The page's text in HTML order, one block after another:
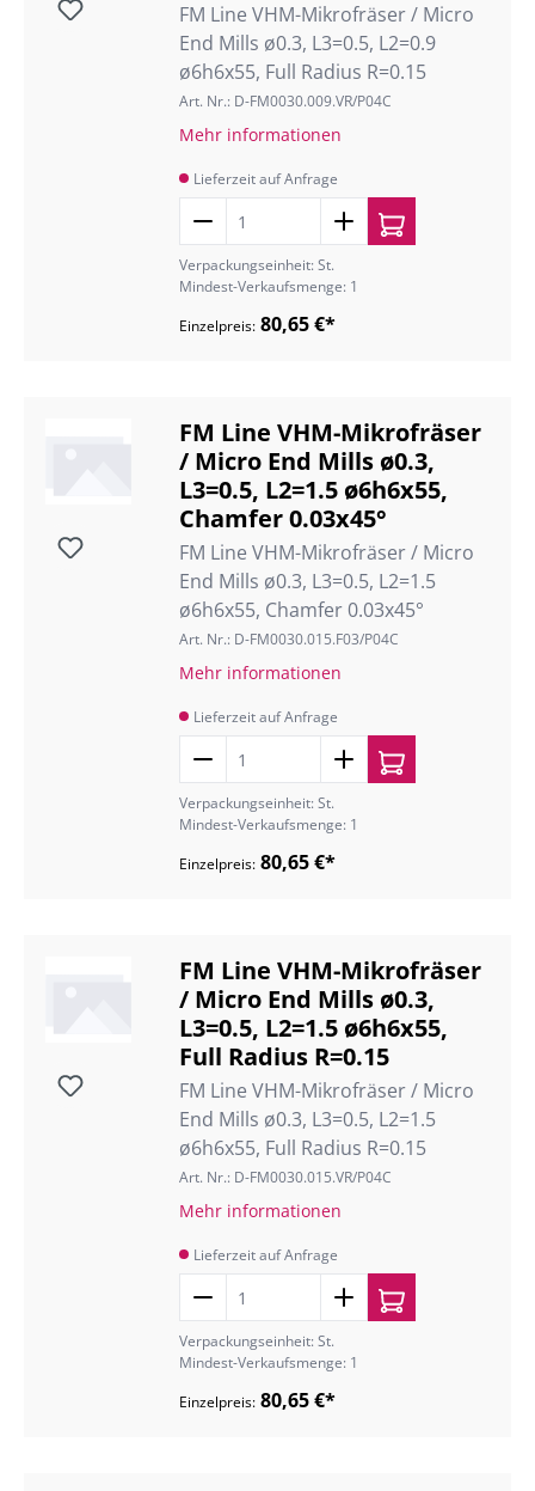
FM Line VHM-Mikrofräser / Micro
End Mills ø0.3, L3=0.5, L2=0.9
ø6h6x55, Full Radius R=0.15
Art. Nr.: D-FM0030.009.VR/P04C
Mehr informationen
Lieferzeit auf Anfrage
Verpackungseinheit: St.
Mindest-Verkaufsmenge: 1
Einzelpreis: 80,65 €*
FM Line VHM-Mikrofräser
/ Micro End Mills ø0.3,
L3=0.5, L2=1.5 ø6h6x55,
Chamfer 0.03x45°
FM Line VHM-Mikrofräser / Micro
End Mills ø0.3, L3=0.5, L2=1.5
ø6h6x55, Chamfer 0.03x45°
Art. Nr.: D-FM0030.015.F03/P04C
Mehr informationen
Lieferzeit auf Anfrage
Verpackungseinheit: St.
Mindest-Verkaufsmenge: 1
Einzelpreis: 80,65 €*
FM Line VHM-Mikrofräser
/ Micro End Mills ø0.3,
L3=0.5, L2=1.5 ø6h6x55,
Full Radius R=0.15
FM Line VHM-Mikrofräser / Micro
End Mills ø0.3, L3=0.5, L2=1.5
ø6h6x55, Full Radius R=0.15
Art. Nr.: D-FM0030.015.VR/P04C
Mehr informationen
Lieferzeit auf Anfrage
Verpackungseinheit: St.
Mindest-Verkaufsmenge: 1
Einzelpreis: 80,65 €*